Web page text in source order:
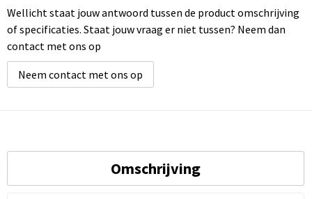
Wellicht staat jouw antwoord tussen de product omschrijving
of specificaties. Staat jouw vraag er niet tussen? Neem dan
contact met ons op
Neem contact met ons op
Omschrijving